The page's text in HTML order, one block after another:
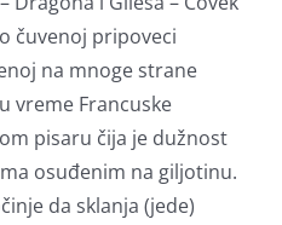
čuvenoj pripoveci
na mnoge strane
vreme Francuske
pisaru čija je dužnost
osuđenim na giljotinu.
da sklanja (jede)